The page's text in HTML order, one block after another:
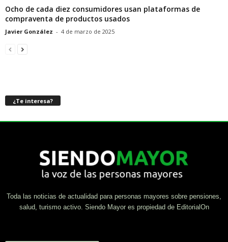
Ocho de cada diez consumidores usan plataformas de
compraventa de productos usados
Javier González - 4 de marzo de 2025
¿Te interesa?
Toda las noticias de actualidad para personas mayores sobre pensiones,
salud, turismo activo. Siendo Mayor es propiedad de EditorialOn